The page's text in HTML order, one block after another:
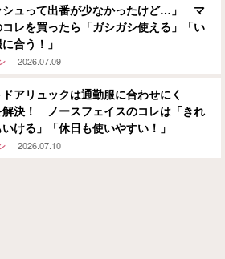
シュって出番が少なかったけど…」 マ
レを買ったら「ガシガシ使える」「い
合う！」
2026.07.09
ドアリュックは通勤服に合わせにく
決！ ノースフェイスのコレは「きれ
ける」「休日も使いやすい！」
2026.07.10